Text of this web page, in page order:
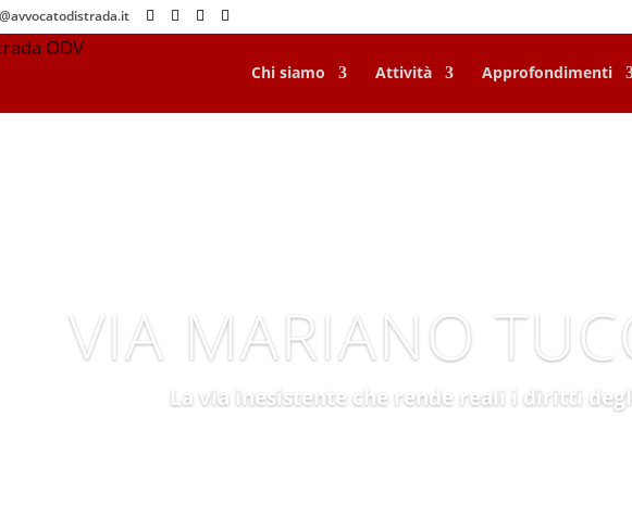
Chi siamo Attività Approfondimenti
VIA MARIANO
La via inesistente che rende reali i diritti